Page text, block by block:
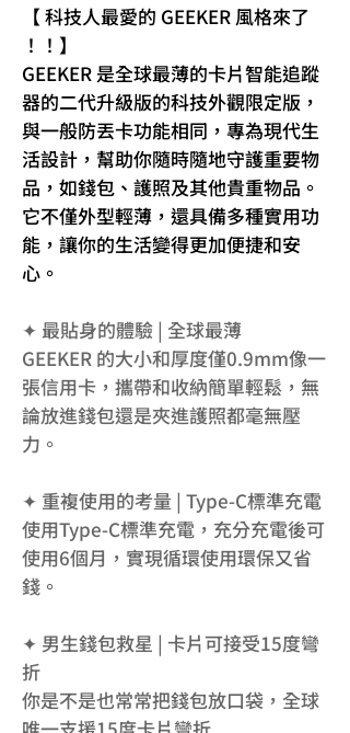
【 科技人最愛的 GEEKER 風格來了
！！】
GEEKER 是全球最薄的卡片智能追蹤
器的二代升級版的科技外觀限定版，
與一般防丟卡功能相同，專為現代生
活設計，幫助你隨時隨地守護重要物
品，如錢包、護照及其他貴重物品。
它不僅外型輕薄，還具備多種實用功
能，讓你的生活變得更加便捷和安
心。
✦ 最貼身的體驗 | 全球最薄
GEEKER 的大小和厚度僅0.9mm像一
張信用卡，攜帶和收納簡單輕鬆，無
論放進錢包還是夾進護照都毫無壓
力。
✦ 重複使用的考量 | Type-C標準充電
使用Type-C標準充電，充分充電後可
使用6個月，實現循環使用環保又省
錢。
✦ 男生錢包救星 | 卡片可接受15度彎
折
你是不是也常常把錢包放口袋，全球